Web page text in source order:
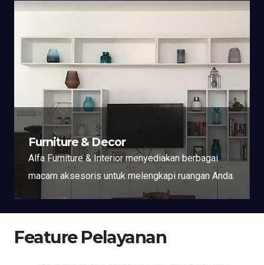
Furniture & Decor
Alfa Furniture & Interior menyediakan berbagai
macam aksesoris untuk melengkapi ruangan Anda.
Feature Pelayanan